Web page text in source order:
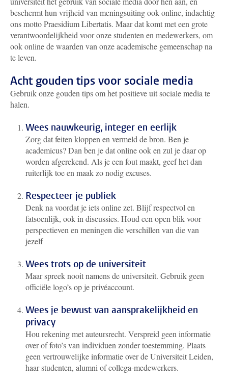
beschermt hun vrijheid van meningsuiting ook online, indachtig
ons motto Praesidium Libertatis. Maar dat komt met een grote
verantwoordelijkheid voor onze studenten en medewerkers, om
ook online de waarden van onze academische gemeenschap na
te leven.
Acht gouden tips voor sociale media
Gebruik onze gouden tips om het positieve uit sociale media te
halen.
Wees nauwkeurig, integer en eerlijk
Zorg dat feiten kloppen en vermeld de bron. Ben je
academicus? Dan ben je dat online ook en zul je daar op
worden afgerekend. Als je een fout maakt, geef het dan
ruiterlijk toe en maak zo nodig excuses.
Respecteer je publiek
Denk na voordat je iets online zet. Blijf respectvol en
fatsoenlijk, ook in discussies. Houd een open blik voor
perspectieven en meningen die verschillen van die van
jezelf
Wees trots op de universiteit
Maar spreek nooit namens de universiteit. Gebruik geen
officiële logo’s op je privéaccount.
Wees je bewust van aansprakelijkheid en
privacy
Hou rekening met auteursrecht. Verspreid geen informatie
over of foto’s van individuen zonder toestemming. Plaats
geen vertrouwelijke informatie over de Universiteit Leiden,
haar studenten, alumni of collega-medewerkers.